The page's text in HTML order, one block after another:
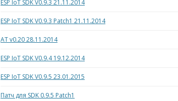
ESP IoT SDK V0.9.3 21.11.2014
ESP IoT SDK V0.9.3 Patch1 21.11.2014
AT v0.20 28.11.2014
ESP IoT SDK V0.9.4 19.12.2014
ESP IoT SDK V0.9.5 23.01.2015
Патч для SDK 0.9.5 Patch1